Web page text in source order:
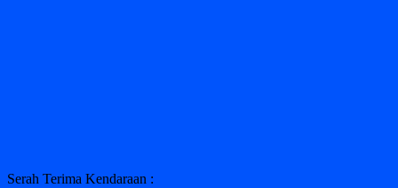
Serah Terima Kendaraan :